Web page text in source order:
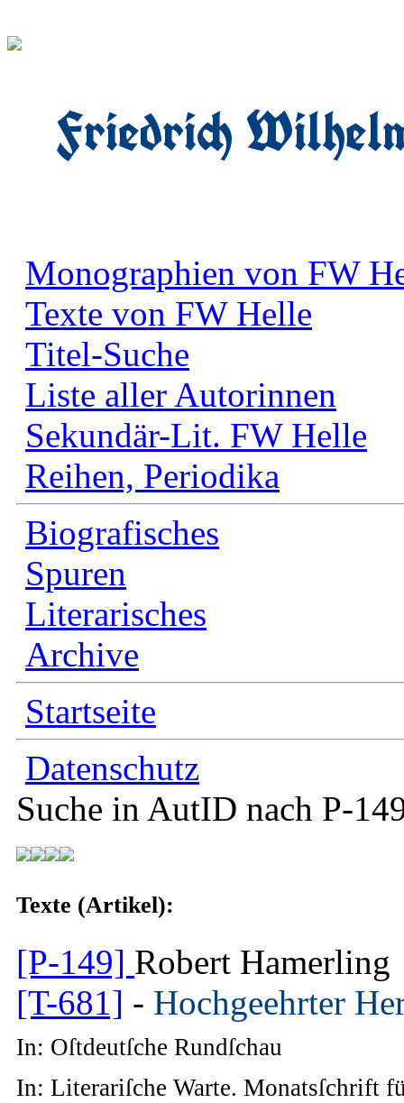
Friedrich
Monographien von FW
Texte von FW Helle
Titel-Suche
Liste aller Autorinnen
Sekundär-Lit. FW Helle
Reihen, Periodika
Biografisches
Spuren
Literarisches
Archive
Startseite
Datenschutz
Suche in AutID nach P-
Texte (Artikel):
[P-149] Robert Hamerling
[T-681] - Hochgeehrter
In: Oſtdeutſche Rundſchau
In: Literariſche Warte. Monatsſchrift